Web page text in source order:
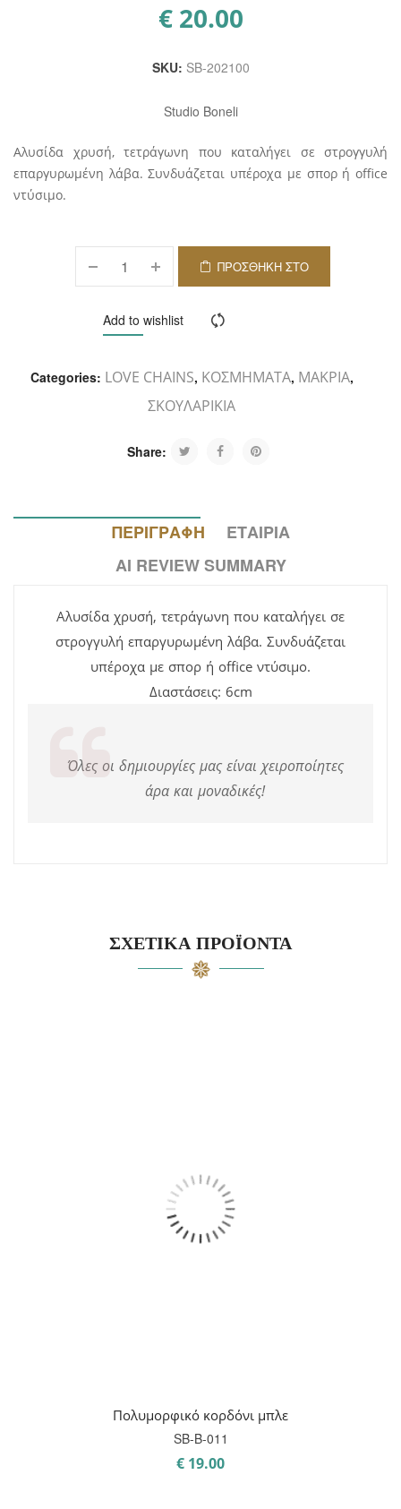
€20.00
SKU: SB-202100
Studio Boneli
Αλυσίδα χρυσή, τετράγωνη που καταλήγει σε στρογγυλή
επαργυρωμένη λάβα. Συνδυάζεται υπέροχα με σπορ ή office
ντύσιμο.
ΠΡΟΣΘΉΚΗ ΣΤΟ
Add to wishlist
Categories: LOVE CHAINS, ΚΟΣΜΗΜΑΤΑ, ΜΑΚΡΙΑ,
ΣΚΟΥΛΑΡΙΚΙΑ
Share:
ΠΕΡΙΓΡΑΦΉ
ΕΤΑΙΡΊΑ
AI REVIEW SUMMARY
Αλυσίδα χρυσή, τετράγωνη που καταλήγει σε
στρογγυλή επαργυρωμένη λάβα. Συνδυάζεται
υπέροχα με σπορ ή office ντύσιμο.
Διαστάσεις: 6cm
Όλες οι δημιουργίες μας είναι χειροποίητες
άρα και μοναδικές!
ΣΧΕΤΙΚΆ ΠΡΟΪΌΝΤΑ
Πολυμορφικό κορδόνι μπλε
SB-B-011
€ 19.00